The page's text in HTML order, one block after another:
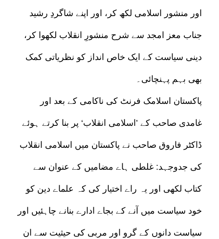
اور منشور اسلامی لکھ کر، اور اپنے شاگردِ رشید
جناب معز امجد سے شرح منشورِ انقلاب لکھوا کر،
دینی سیاست کے ایک خاص انداز کو نظریاتی کمک
بھی بہم پہنچائی۔
پاکستان اسلامک فرنٹ کی ناکامی کے بعد اور
غامدی صاحب کے ’اسلامی انقلاب‘ پر بنا کرتے ہوئے
ڈاکٹر فاروق صاحب نے پاکستان میں اسلامی انقلاب
کی جدوجہد: غلطی ہاے مضامیں کے عنوان سے
کتاب لکھی اور یہ راے اختیار کی کہ علماے دین کو
خود سیاست میں آنے کے بجاے ادارے بنانے چاہئیں اور
سیاست دانوں کے گرو اور مربی کی حیثیت سے ان